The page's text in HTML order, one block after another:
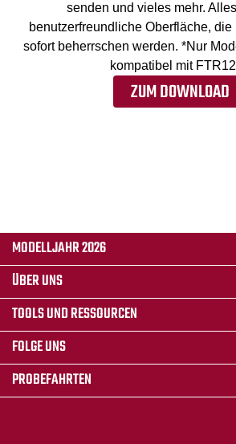
senden und vieles mehr.
benutzerfreundliche Oberfläche,
sofort beherrschen werden. *Nur
kompatibel mit
ZUM DOWNLOAD
MODELLJAHR 2026
ÜBER UNS
TOOLS UND RESSOURCEN
FOLGE UNS
PROBEFAHRTEN